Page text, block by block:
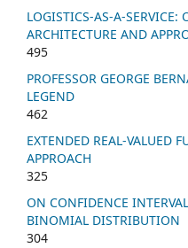
LOGISTICS-AS-A-SERVICE:
ARCHITECTURE AND
495
PROFESSOR GEORGE
LEGEND
462
EXTENDED REAL-VALUED
APPROACH
325
ON CONFIDENCE
BINOMIAL DISTRIBUTION
304